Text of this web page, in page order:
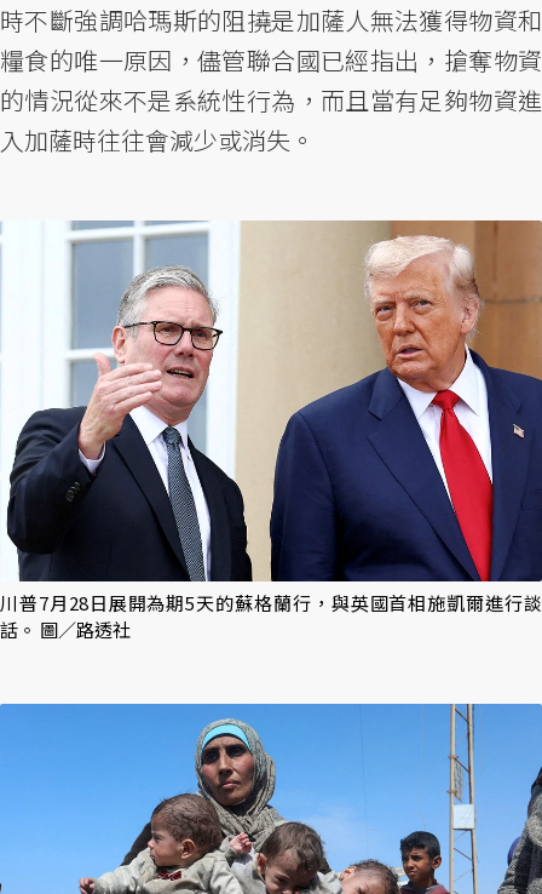
時不斷強調哈瑪斯的阻撓是加薩人無法獲得物資和
糧食的唯一原因，儘管聯合國已經指出，搶奪物資
的情況從來不是系統性行為，而且當有足夠物資進
入加薩時往往會減少或消失。
川普7月28日展開為期5天的蘇格蘭行，與英國首相施凱爾進行談
話。 圖／路透社